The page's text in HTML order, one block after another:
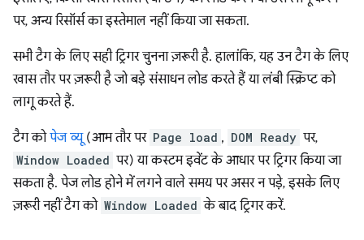
पर, अन्य रिसॉर्स का इस्तेमाल नहीं किया जा सकता.
सभी टैग के लिए सही ट्रिगर चुनना ज़रूरी है. हालांकि, यह उन टैग के लिए
खास तौर पर ज़रूरी है जो बड़े संसाधन लोड करते हैं या लंबी स्क्रिप्ट को
लागू करते हैं.
टैग कोपेज व्यू(आम तौर पर Page load , DOM Ready पर,
Window Loaded पर) या कस्टम इवेंट के आधार पर ट्रिगर किया जा
सकता है. पेज लोड होने में लगने वाले समय पर असर न पड़े, इसके लिए
ज़रूरी नहीं टैग को Window Loaded के बाद ट्रिगर करें.